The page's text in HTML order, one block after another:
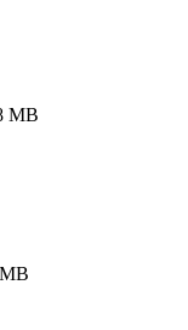
MB